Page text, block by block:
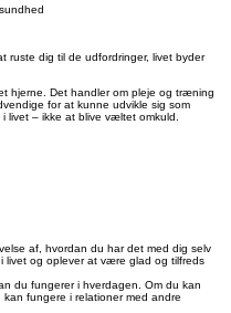
ruste dig til de udfordringer, livet byder
hjerne. Det handler om pleje og træning
for at kunne udvikle sig som
livet – ikke at blive væltet omkuld.
af, hvordan du har det med dig selv
livet og oplever at være glad og tilfreds
du fungerer i hverdagen. Om du kan
fungere i relationer med andre